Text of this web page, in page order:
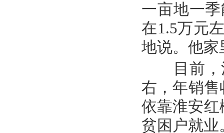
一亩地一
在1.5万元
地说。他家
目前，清
右，年销
依靠淮安红
贫困户就业